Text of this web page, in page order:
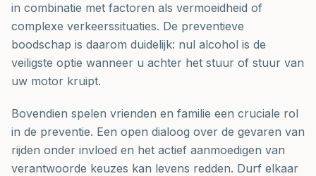
in combinatie met factoren als vermoeidheid of
complexe verkeerssituaties. De preventieve
boodschap is daarom duidelijk: nul alcohol is de
veiligste optie wanneer u achter het stuur of stuur van
uw motor kruipt.
Bovendien spelen vrienden en familie een cruciale rol
in de preventie. Een open dialoog over de gevaren van
rijden onder invloed en het actief aanmoedigen van
verantwoorde keuzes kan levens redden. Durf elkaar